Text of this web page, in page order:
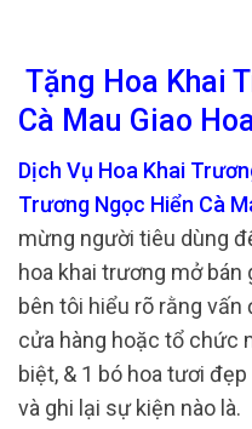
Tặng Hoa Khai
Cà Mau Giao
Dịch Vụ Hoa Khai
Trương Ngọc Hiển Cà
mừng người tiêu dùng
hoa khai trương mở bán
bên tôi hiểu rõ rằng
cửa hàng hoặc tổ chức
biệt, & 1 bó hoa tươi
và ghi lại sự kiện nào là.